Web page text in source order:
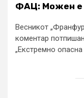
ФАЦ: Можен е
Весникот
коментар
„Екстремно опасна